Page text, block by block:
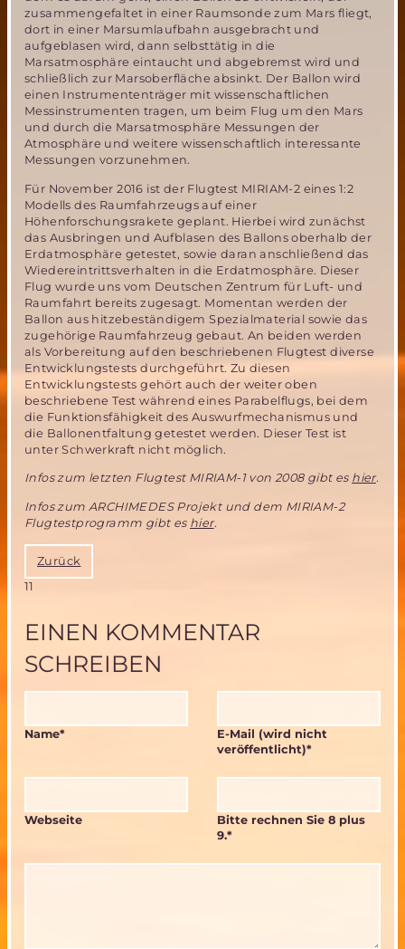
zusammengefaltet in einer Raumsonde zum Mars fliegt,
dort in einer Marsumlaufbahn ausgebracht und
aufgeblasen wird, dann selbsttätig in die
Marsatmosphäre eintaucht und abgebremst wird und
schließlich zur Marsoberfläche absinkt. Der Ballon wird
einen Instrumententräger mit wissenschaftlichen
Messinstrumenten tragen, um beim Flug um den Mars
und durch die Marsatmosphäre Messungen der
Atmosphäre und weitere wissenschaftlich interessante
Messungen vorzunehmen.
Für November 2016 ist der Flugtest MIRIAM-2 eines 1:2
Modells des Raumfahrzeugs auf einer
Höhenforschungsrakete geplant. Hierbei wird zunächst
das Ausbringen und Aufblasen des Ballons oberhalb der
Erdatmosphäre getestet, sowie daran anschließend das
Wiedereintrittsverhalten in die Erdatmosphäre. Dieser
Flug wurde uns vom Deutschen Zentrum für Luft- und
Raumfahrt bereits zugesagt. Momentan werden der
Ballon aus hitzebeständigem Spezialmaterial sowie das
zugehörige Raumfahrzeug gebaut. An beiden werden
als Vorbereitung auf den beschriebenen Flugtest diverse
Entwicklungstests durchgeführt. Zu diesen
Entwicklungstests gehört auch der weiter oben
beschriebene Test während eines Parabelflugs, bei dem
die Funktionsfähigkeit des Auswurfmechanismus und
die Ballonentfaltung getestet werden. Dieser Test ist
unter Schwerkraft nicht möglich.
Infos zum letzten Flugtest MIRIAM-1 von 2008 gibt es hier.
Infos zum ARCHIMEDES Projekt und dem MIRIAM-2
Flugtestprogramm gibt es hier.
Zurück
11
EINEN KOMMENTAR
SCHREIBEN
Pflichtfeld
Name* Pflichtfeld
E-Mail (wird nicht
veröffentlicht)*
Webseite
Bitte rechnen Sie 8 plus
9.*